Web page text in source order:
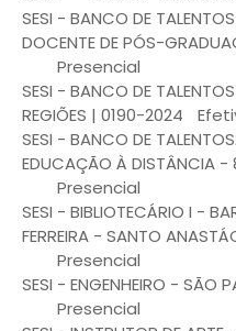
SESI - BANCO DE
DOCENTE DE PÓS-
Presencial
SESI - BANCO DE
REGIÕES | 0190-2024
SESI - BANCO DE
EDUCAÇÃO À DISTÂNCIA
Presencial
SESI - BIBLIOTECÁRIO I -
FERREIRA - SANTO
Presencial
SESI - ENGENHEIRO - SÃO
Presencial